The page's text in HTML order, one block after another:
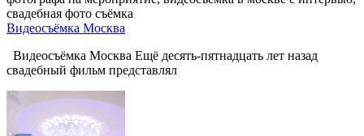
Видеосъёмка Москва
Видеосъёмка Москва Ещё десять-пятнадцать лет назад
свадебный фильм представлял